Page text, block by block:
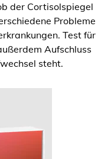
der Cortisolspiegel
Probleme
Test für
Aufschluss
steht.